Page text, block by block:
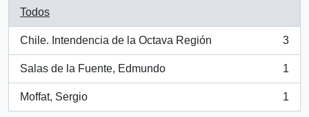
Todos
Chile. Intendencia de la Octava Región
, 3 resultados
3
Salas de la Fuente, Edmundo
, 1 resultados
1
Moffat, Sergio
, 1 resultados
1